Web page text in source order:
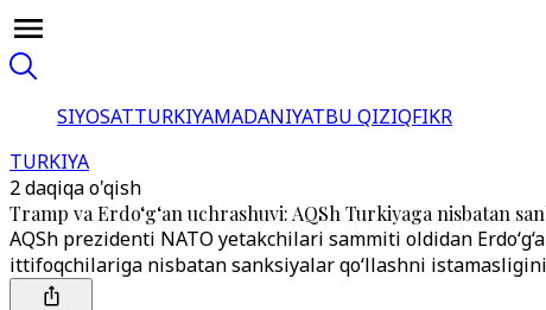
SIYOSATTURKIYAMADANIYATBU QIZIQFIKR
TURKIYA
2 daqiqa o'qish
Tramp va Erdo‘g‘an uchrashuvi: AQSh Turkiyaga nisbatan
AQSh prezidenti NATO yetakchilari sammiti oldidan
ittifoqchilariga nisbatan sanksiyalar qo‘llashni